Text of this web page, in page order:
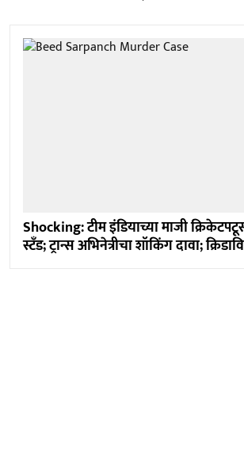
Shocking: टीम इंडियाच्या माजी
स्टँड; ट्रान्स अभिनेत्रीचा शॉकिंग दावा;